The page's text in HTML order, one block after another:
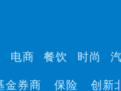
电商 餐饮 时尚
金券商 保险 创新